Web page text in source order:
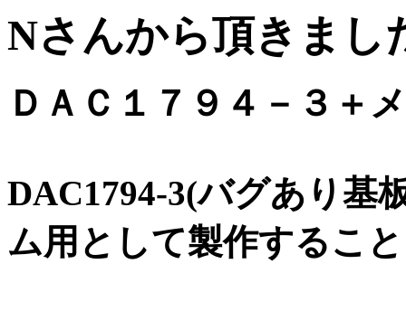
Nさんから頂きまし
ＤＡＣ１７９４－３＋
DAC1794-3(バグあり基
ム用として製作するこ